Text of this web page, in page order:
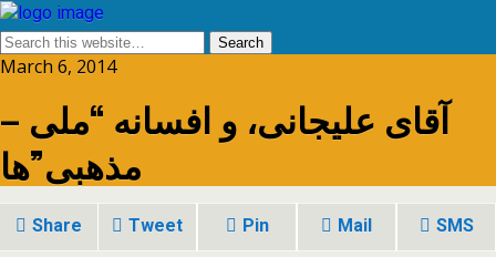
March 6, 2014
آقای علیجانی، و افسانه “ملی –
مذهبی”ها
Share Tweet Pin Mail
SMS